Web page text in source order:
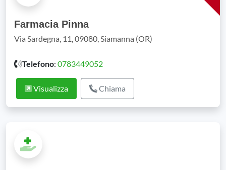
Farmacia Pinna
Via Sardegna, 11, 09080, Siamanna (OR)
Telefono: 0783449052
Visualizza Chiama